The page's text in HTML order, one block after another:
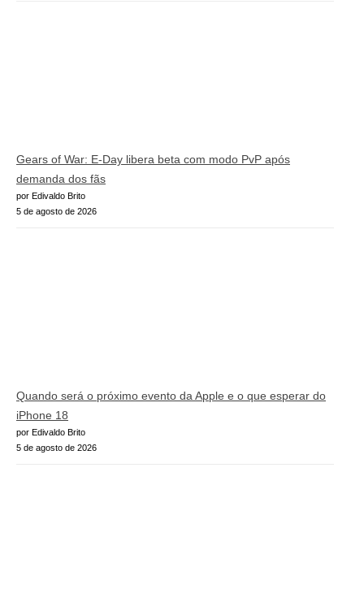
Gears of War: E-Day libera beta com modo PvP após
demanda dos fãs
por Edivaldo Brito
5 de agosto de 2026
Quando será o próximo evento da Apple e o que esperar do
iPhone 18
por Edivaldo Brito
5 de agosto de 2026